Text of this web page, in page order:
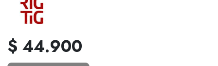
$ 44.900